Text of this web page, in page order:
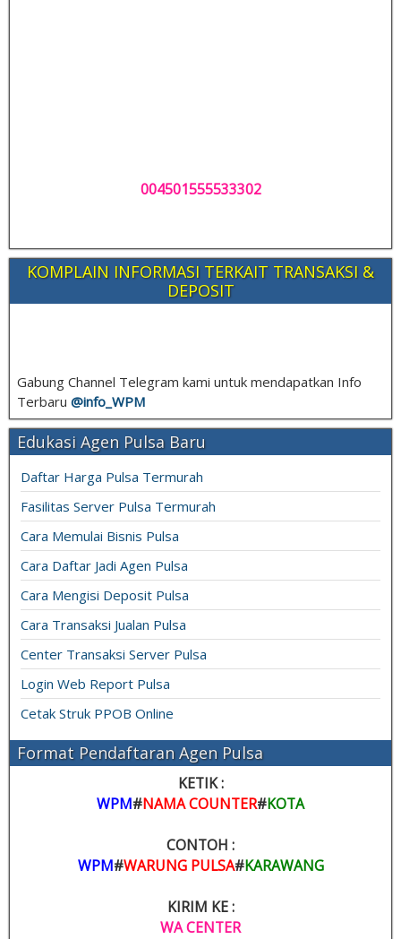
004501555533302
KOMPLAIN INFORMASI TERKAIT TRANSAKSI &
DEPOSIT
Gabung Channel Telegram kami untuk mendapatkan Info
Terbaru @info_ WPM
Edukasi Agen Pulsa Baru
Daftar Harga Pulsa Termurah
Fasilitas Server Pulsa Termurah
Cara Memulai Bisnis Pulsa
Cara Daftar Jadi Agen Pulsa
Cara Mengisi Deposit Pulsa
Cara Transaksi Jualan Pulsa
Center Transaksi Server Pulsa
Login Web Report Pulsa
Cetak Struk PPOB Online
Format Pendaftaran Agen Pulsa
KETIK :
WPM#NAMA COUNTER#KOTA
CONTOH :
WPM#WARUNG PULSA#KARAWANG
KIRIM KE :
WA CENTER